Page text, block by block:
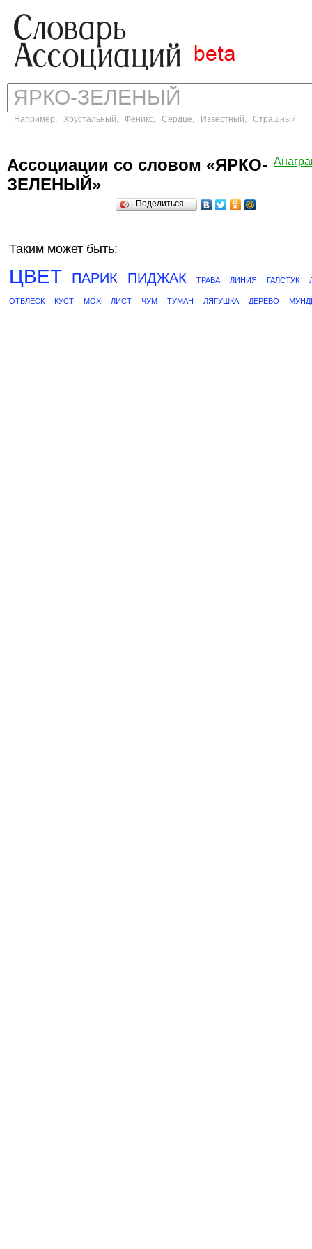
Например: Хрустальный, Феникс, Сердце, Известный, Страшный
Ассоциации со словом «ЯРКО-
ЗЕЛЕНЫЙ»
Поделиться…
Таким может быть:
ЦВЕТ ПАРИК ПИДЖАК ТРАВА ЛИНИЯ ГАЛСТУК
ОТБЛЕСК КУСТ МОХ ЛИСТ ЧУМ ТУМАН ЛЯГУШКА ДЕРЕВО